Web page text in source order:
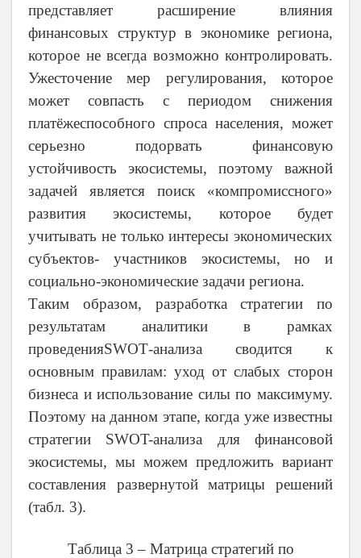
представляет расширение влияния
финансовых структур в экономике региона,
которое не всегда возможно контролировать.
Ужесточение мер регулирования, которое
может совпасть с периодом снижения
платёжеспособного спроса населения, может
серьезно подорвать финансовую
устойчивость экосистемы, поэтому важной
задачей является поиск «компромиссного»
развития экосистемы, которое будет
учитывать не только интересы экономических
субъектов- участников экосистемы, но и
социально-экономические задачи региона.
Таким образом, разработка стратегии по
результатам аналитики в рамках
проведенияSWOT-анализа сводится к
основным правилам: уход от слабых сторон
бизнеса и использование силы по максимуму.
Поэтому на данном этапе, когда уже известны
стратегии SWOT-анализа для финансовой
экосистемы, мы можем предложить вариант
составления развернутой матрицы решений
(табл. 3).
Таблица 3 – Матрица стратегий по